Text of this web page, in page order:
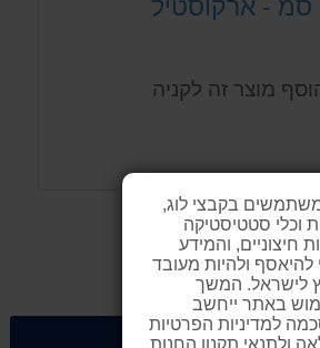
בקבצי לוג,
וכלי סטטיסטיקה
חיצוניים, והמידע
להיאסף ולהיות מעובד
לישראל. המשך
באתר ייחשב
למדיניות הפרטיות
ולתנאי תקנון החנות.
מוצר זה לקניה
לקנייה